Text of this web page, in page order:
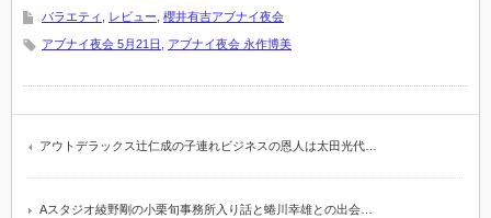
バラエティ レビュー 櫻井有吉アブナイ夜会
アブナイ夜会 5月21日 アブナイ夜会 永作博美
アウトデラックス辻仁成の子連れビジネスの恩人は太田光代…
Aスタジオ綾野剛の小栗旬事務所入り話と蜷川幸雄との出会…